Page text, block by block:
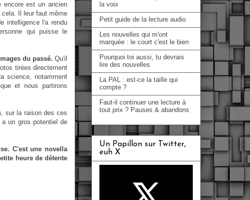
encore est un ancien
Il leur faut même
intelligence l'a rendu
qui puisse le
du passé. Qu'il
tirées directement
science, notamment
et nous partirons
, sur la raison des ces
un gros potentiel de
C'est une novella
heure de détente
la voix
Petit guide de la lecture audio
Les nouvelles qui m'ont
marquée : le court c'est le bien
Pourquoi toi aussi, tu devrais
lire des nouvelles
La PAL : est-ce la taille qui
compte ?
Faut-il continuer une lecture à
tout prix ? Pauses & abandons
Un Papillon sur Twitter,
euh X